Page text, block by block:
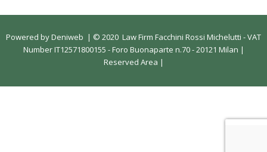
Powered byDeniweb | © 2020 Law Firm Facchini Rossi Michelutti - VAT
Number IT12571800155 - Foro Buonaparte n.70 - 20121 Milan |
Reserved Area |